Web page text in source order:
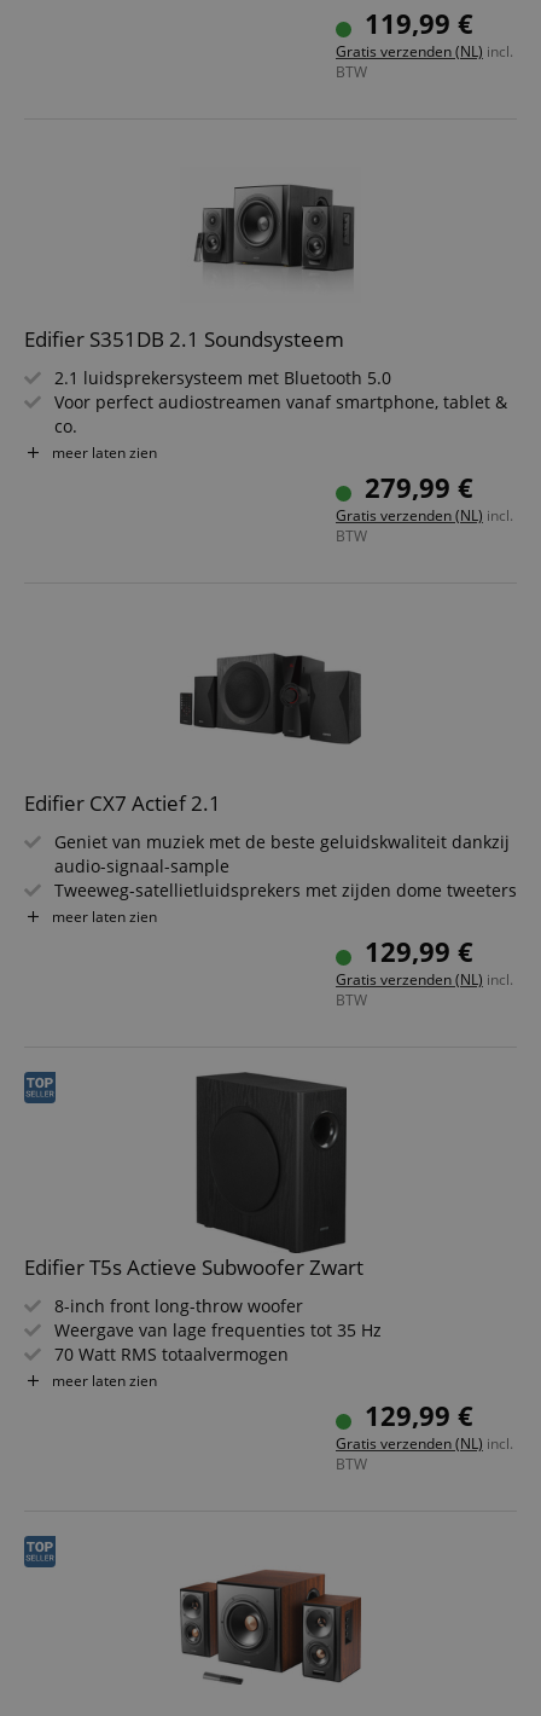
Ondersteunt Bluetooth, optische, coaxiale en dubbele
Bedienpaneel aan de zijkant en afstandsbediening voor
119,99 €
Gratis verzenden (NL) incl.
BTW
Edifier S351DB 2.1 Soundsysteem
2.1 luidsprekersysteem met Bluetooth 5.0
Voor perfect audiostreamen vanaf smartphone, tablet &
co.
21 cm (8 inch) subwoofer voor volle & diepe bassen
150W RMS uitgangsvermogen voor voelbaar geluid
Digitale & analoge aansluitingen voor maximale
Multifunctionele infrarood afstandsbediening &
meer laten zien
279,99 €
Gratis verzenden (NL) incl.
BTW
Edifier CX7 Actief 2.1
Geniet van muziek met de beste geluidskwaliteit dankzij
audio-signaal-sample
Tweeweg-satellietluidsprekers met zijden dome tweeters
Bluetooth, RCA, AUX, SD-kaart, USB-stick
8-inch subwoofer wordt geactiveerd tijdens het afspelen
Eenvoudige bediening via afstandsbediening
meer laten zien
129,99 €
Gratis verzenden (NL) incl.
BTW
Edifier T5s Actieve Subwoofer Zwart
8-inch front long-throw woofer
Weergave van lage frequenties tot 35 Hz
70 Watt RMS totaalvermogen
Krachtig frontend- en closed-loop klasse D-versterker
Volume-, laagdoorlaatfilter- en fasecontrole
Signal-In-ingang en Signal-Out-doorvoeruitgang voor
meer laten zien
129,99 €
Gratis verzenden (NL) incl.
BTW